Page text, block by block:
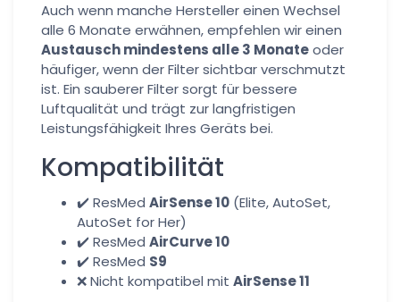
Auch wenn manche Hersteller einen Wechsel
alle 6 Monate erwähnen, empfehlen wir einen
Austausch mindestens alle 3 Monateoder
häufiger, wenn der Filter sichtbar verschmutzt
ist. Ein sauberer Filter sorgt für bessere
Luftqualität und trägt zur langfristigen
Leistungsfähigkeit Ihres Geräts bei.
Kompatibilität
✔️ ResMed AirSense 10 (Elite, AutoSet,
AutoSet for Her)
✔️ ResMed AirCurve 10
✔️ ResMed S9
❌ Nicht kompatibel mit AirSense 11